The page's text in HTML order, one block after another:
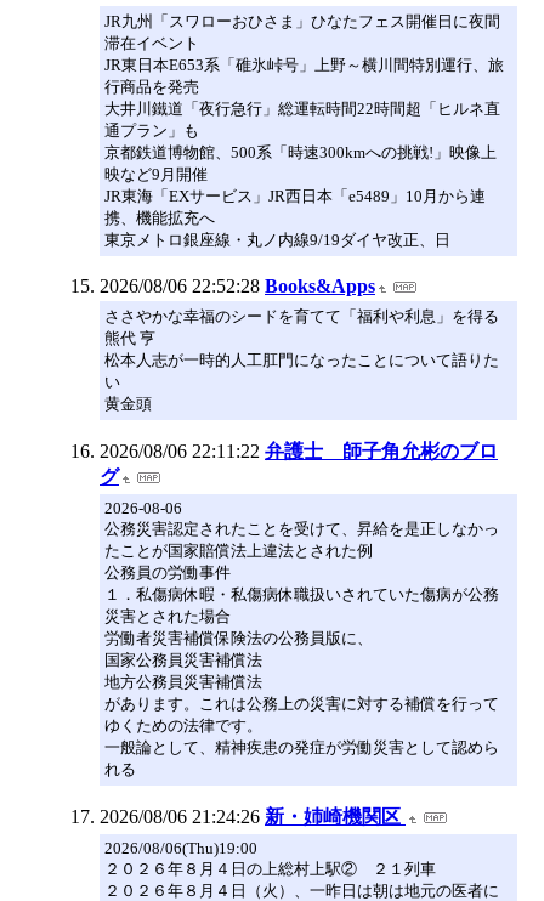
JR九州「スワローおひさま」ひなたフェス開催日に夜間
滞在イベント
JR東日本E653系「碓氷峠号」上野～横川間特別運行、旅
行商品を発売
大井川鐵道「夜行急行」総運転時間22時間超「ヒルネ直
通プラン」も
京都鉄道博物館、500系「時速300kmへの挑戦!」映像上
映など9月開催
JR東海「EXサービス」JR西日本「e5489」10月から連
携、機能拡充へ
東京メトロ銀座線・丸ノ内線9/19ダイヤ改正、日
2026/08/06 22:52:28 Books&Apps
ささやかな幸福のシードを育てて「福利や利息」を得る
熊代 亨
松本人志が一時的人工肛門になったことについて語りた
い
黄金頭
2026/08/06 22:11:22 弁護士 師子角允彬のブロ
グ
2026-08-06
公務災害認定されたことを受けて、昇給を是正しなかっ
たことが国家賠償法上違法とされた例
公務員の労働事件
１．私傷病休暇・私傷病休職扱いされていた傷病が公務
災害とされた場合
労働者災害補償保険法の公務員版に、
国家公務員災害補償法
地方公務員災害補償法
があります。これは公務上の災害に対する補償を行って
ゆくための法律です。
一般論として、精神疾患の発症が労働災害として認めら
れる
2026/08/06 21:24:26 新・姉崎機関区
2026/08/06(Thu)19:00
２０２６年８月４日の上総村上駅② ２１列車
２０２６年８月４日（火）、一昨日は朝は地元の医者に